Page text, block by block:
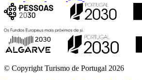
© Copyright Turismo de Portugal 2026